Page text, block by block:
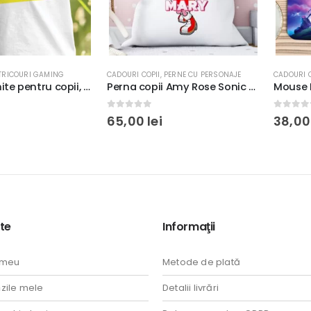
GAMING
Tricou Fortnite pentru copii, personalizat cu nume, rezistent la spălări, regular fit, bumbac 100%, culoare alb/negru, model 2
CADOURI COPII,PERNE CU PERSONAJE
Perna copii Amy Rose Sonic personalizată cu nume, 40x40cm, poliester, culoare alb cu roz, textură moale, cadou fetite
out of 5
65,00lei
CADOURI COPII,
out of 5
38,00lei
mele
Informaţii
Metode de plată
Detalii livrări